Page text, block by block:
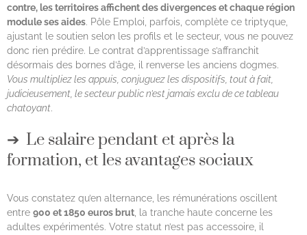
contre, les territoires affichent des divergences et chaque région
module ses aides. Pôle Emploi, parfois, complète ce triptyque,
ajustant le soutien selon les profils et le secteur, vous ne pouvez
donc rien prédire. Le contrat d’apprentissage s’affranchit
désormais des bornes d’âge, il renverse les anciens dogmes.
Vous multipliez les appuis, conjuguez les dispositifs, tout à fait,
judicieusement, le secteur public n’est jamais exclu de ce tableau
chatoyant.
Le salaire pendant et après la
formation, et les avantages sociaux
Vous constatez qu’en alternance, les rémunérations oscillent
entre 900 et 1850 euros brut , la tranche haute concerne les
adultes expérimentés. Votre statut n’est pas accessoire, il